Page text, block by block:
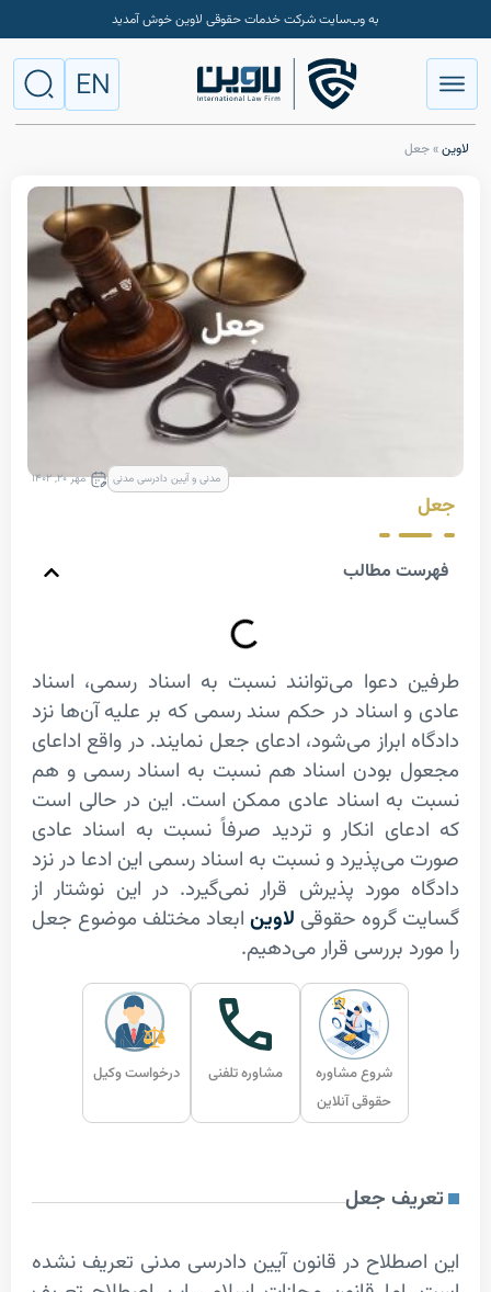
به وب‌سایت شرکت خدمات حقوقی لاوین خوش آمدید
مدنی و آیین دادرسی مدنی مهر ۲۰, ۱۴۰۲
مطالب
دعوا می‌توانند نسبت به اسناد رسمی، اسناد
اسناد در حکم سند رسمی که بر علیه آن‌ها نزد
ابراز می‌شود، ادعای جعل نمایند. در واقع اداعای
بودن اسناد هم نسبت به اسناد رسمی و هم
اسناد عادی ممکن است. این در حالی است
انکار و تردید صرفاً نسبت به اسناد عادی
و نسبت به اسناد رسمی این ادعا در نزد
مورد پذیرش قرار نمی‌گیرد. در این نوشتار از
گروه حقوقیلاوین ابعاد مختلف موضوع جعل
بررسی قرار می‌­دهیم.
مشاوره تلفنی درخواست وکیل
جعل
در قانون آیین دادرسی مدنی تعریف نشده